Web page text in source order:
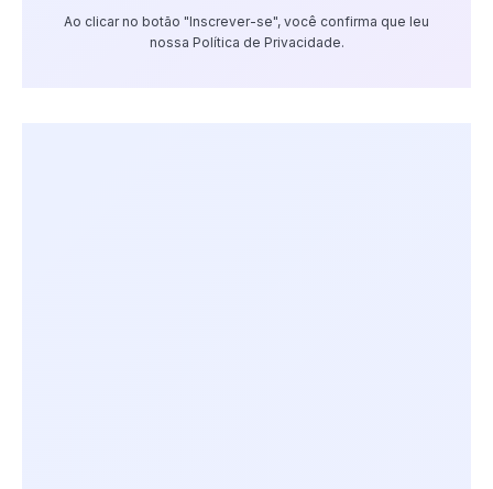
Ao clicar no botão "Inscrever-se", você confirma que leu
nossa Política de Privacidade.